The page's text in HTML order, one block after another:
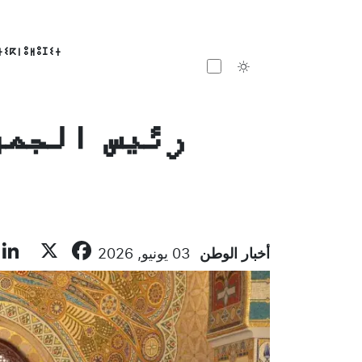
رئيس
أخبار الوطن 03 يونيو, 2026